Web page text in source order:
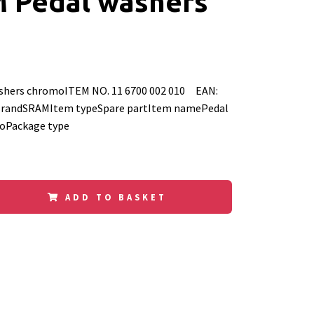
chromoITEM NO. 11 6700 002 010 EAN:
typeSpare partItem namePedal
type
ADD TO BASKET